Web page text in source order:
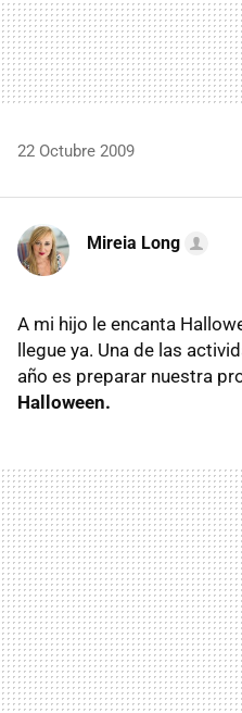
22 Octubre 2009
Mireia Long
A mi hijo le encanta
llegue ya. Una de las
año es preparar nuestra
Halloween.